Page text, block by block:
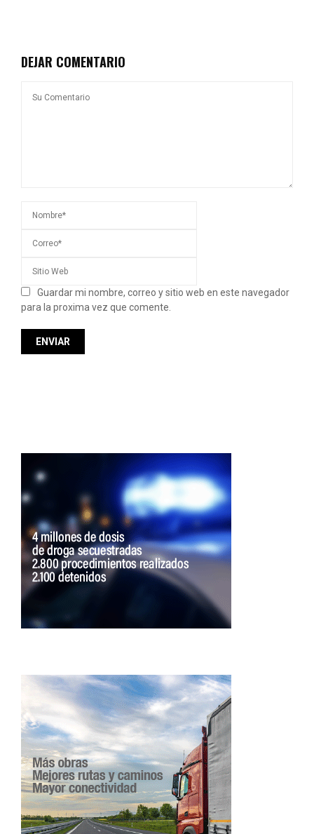
DEJAR COMENTARIO
Guardar mi nombre, correo y sitio web en este navegador
para la proxima vez que comente.